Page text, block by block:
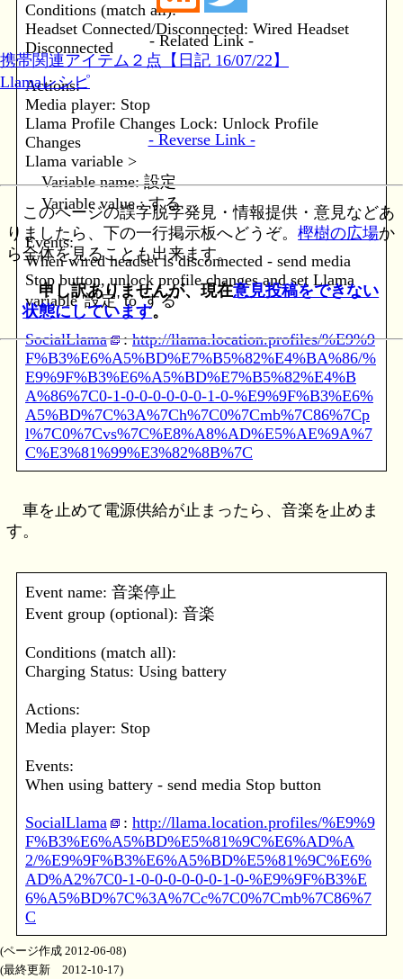
Conditions (match all):
Headset Connected/Disconnected: Wired Headset
Disconnected
Actions:
Media player: Stop
Llama Profile Changes Lock: Unlock Profile
Changes
Llama variable >
Variable name: 設定
Variable value : する
Events:
When wired headset is disconnected - send media
Stop button, unlock profile changes and set Llama
variable '設定' to 'する'
SocialLlama :http://llama.location.profiles/%E9%9
F%B3%E6%A5%BD%E7%B5%82%E4%BA%86/%
E9%9F%B3%E6%A5%BD%E7%B5%82%E4%B
A%86%7C0-1-0-0-0-0-0-0-1-0-%E9%9F%B3%E6%
A5%BD%7C%3A%7Ch%7C0%7Cmb%7C86%7Cp
l%7C0%7Cvs%7C%E8%A8%AD%E5%AE%9A%7
C%E3%81%99%E3%82%8B%7C
車を止めて電源供給が止まったら、音楽を止めま
す。
Event name: 音楽停止
Event group (optional): 音楽
Conditions (match all):
Charging Status: Using battery
Actions:
Media player: Stop
Events:
When using battery - send media Stop button
SocialLlama : http://llama.location.profiles/%E9%9
F%B3%E6%A5%BD%E5%81%9C%E6%AD%A
2/%E9%9F%B3%E6%A5%BD%E5%81%9C%E6%
AD%A2%7C0-1-0-0-0-0-0-0-1-0-%E9%9F%B3%E
6%A5%BD%7C%3A%7Cc%7C0%7Cmb%7C86%7
C
(ページ作成 2012-06-08)
(最終更新 2012-10-17)
- Related Link -
携帯関連アイテム２点【日記 16/07/22】
Llamaレシピ
- Reverse Link -
このページの誤字脱字発見・情報提供・意見などあ
りましたら、下の一行掲示板へどうぞ。樫樹の広場か
ら全体を見ることも出来ます。
申し訳ありませんが、現在意見投稿をできない
状態にしています。